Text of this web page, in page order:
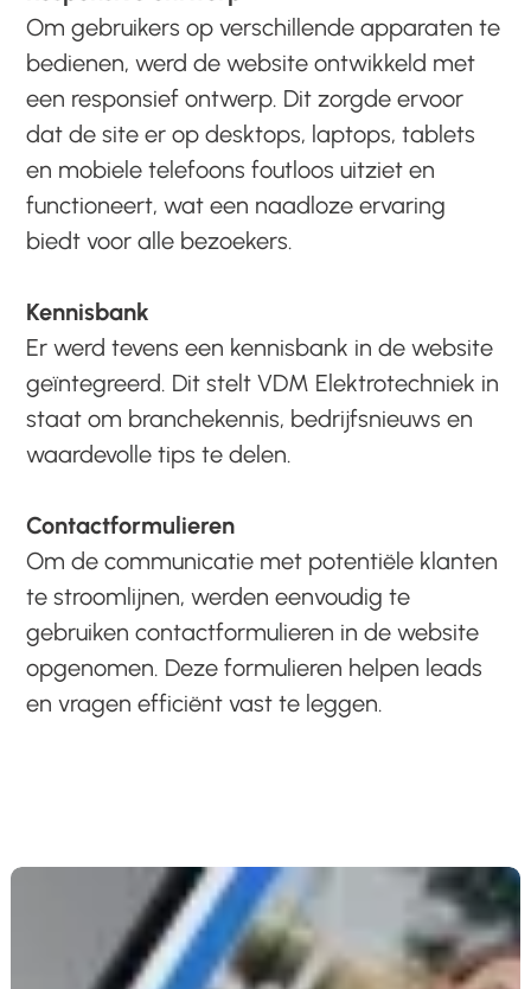
Om gebruikers op verschillende apparaten te
bedienen, werd de website ontwikkeld met
een responsief ontwerp. Dit zorgde ervoor
dat de site er op desktops, laptops, tablets
en mobiele telefoons foutloos uitziet en
functioneert, wat een naadloze ervaring
biedt voor alle bezoekers.
Kennisbank
Er werd tevens een kennisbank in de website
geïntegreerd. Dit stelt VDM Elektrotechniek in
staat om branchekennis, bedrijfsnieuws en
waardevolle tips te delen.
Contactformulieren
Om de communicatie met potentiële klanten
te stroomlijnen, werden eenvoudig te
gebruiken contactformulieren in de website
opgenomen. Deze formulieren helpen leads
en vragen efficiënt vast te leggen.